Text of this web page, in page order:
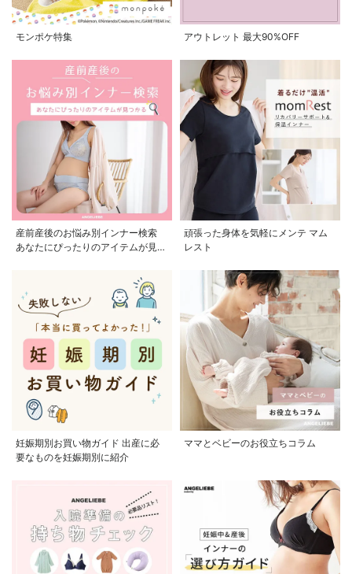
モンポケ特集 アウトレット 最大90%OFF
産前産後のお悩み別インナー検索
あなたにぴったりのアイテムが見つ
頑張った身体を気軽にメンテ マム
レスト
妊娠期別お買い物ガイド 出産に必
要なものを妊娠期別に紹介
ママとベビーのお役立ちコラム